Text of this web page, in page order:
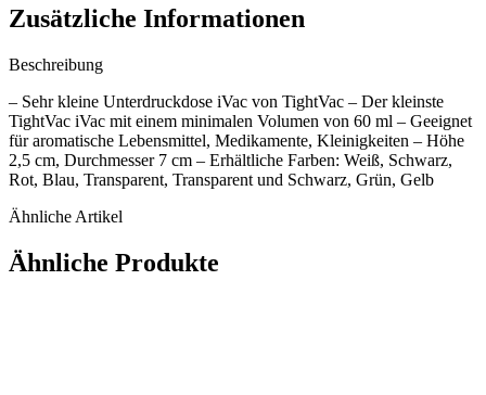
Zusätzliche Informationen
Beschreibung
– Sehr kleine Unterdruckdose iVac von TightVac – Der kleinste
TightVac iVac mit einem minimalen Volumen von 60 ml – Geeignet
für aromatische Lebensmittel, Medikamente, Kleinigkeiten – Höhe
2,5 cm, Durchmesser 7 cm – Erhältliche Farben: Weiß, Schwarz,
Rot, Blau, Transparent, Transparent und Schwarz, Grün, Gelb
Ähnliche Artikel
Ähnliche Produkte